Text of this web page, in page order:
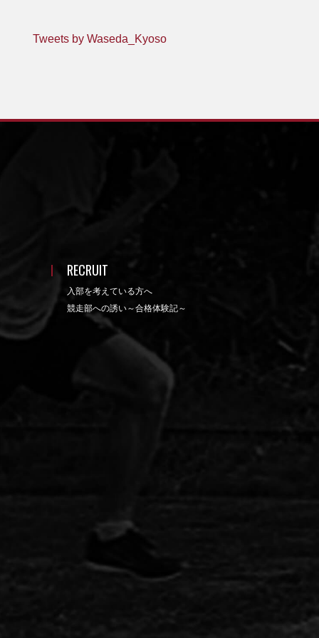
Tweets by Waseda_Kyoso
RECRUIT
入部を考えている方へ
競走部への誘い～合格体験記～